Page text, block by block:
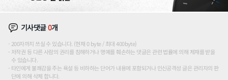
기사댓글0개
200자까지 쓰실 수 있습니다. (현재 0 byte / 최대 400byte)
저작권 등 다른 사람의 권리를 침해하거나 명예를 훼손하는 댓글은 관련 법률에 의해 제재를 받을
수 있습니다.
타인에게 불쾌감을 주는 욕설 등 비하하는 단어가 내용에 포함되거나 인신공격성 글은 관리자의 판
단에 의해 삭제 합니다.